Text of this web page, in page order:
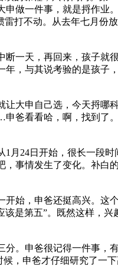
做一件事，就是捋作业
打不动。从去年七月份
一天，再回来，孩子就
年，与其说考验的是孩
大申自己选，今天捋哪
爸看看哈，啊，找到了
24日开始，很长一段时
事情发生了变化。补白
开始，申爸还挺高兴。
是第五”。既然这样，兴
。申爸很记得一件事，
，申爸才仔细研究了一下